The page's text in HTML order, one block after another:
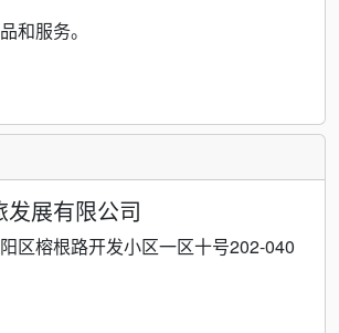
和服务。
展有限公司
区榕根路开发小区一区十号202-040